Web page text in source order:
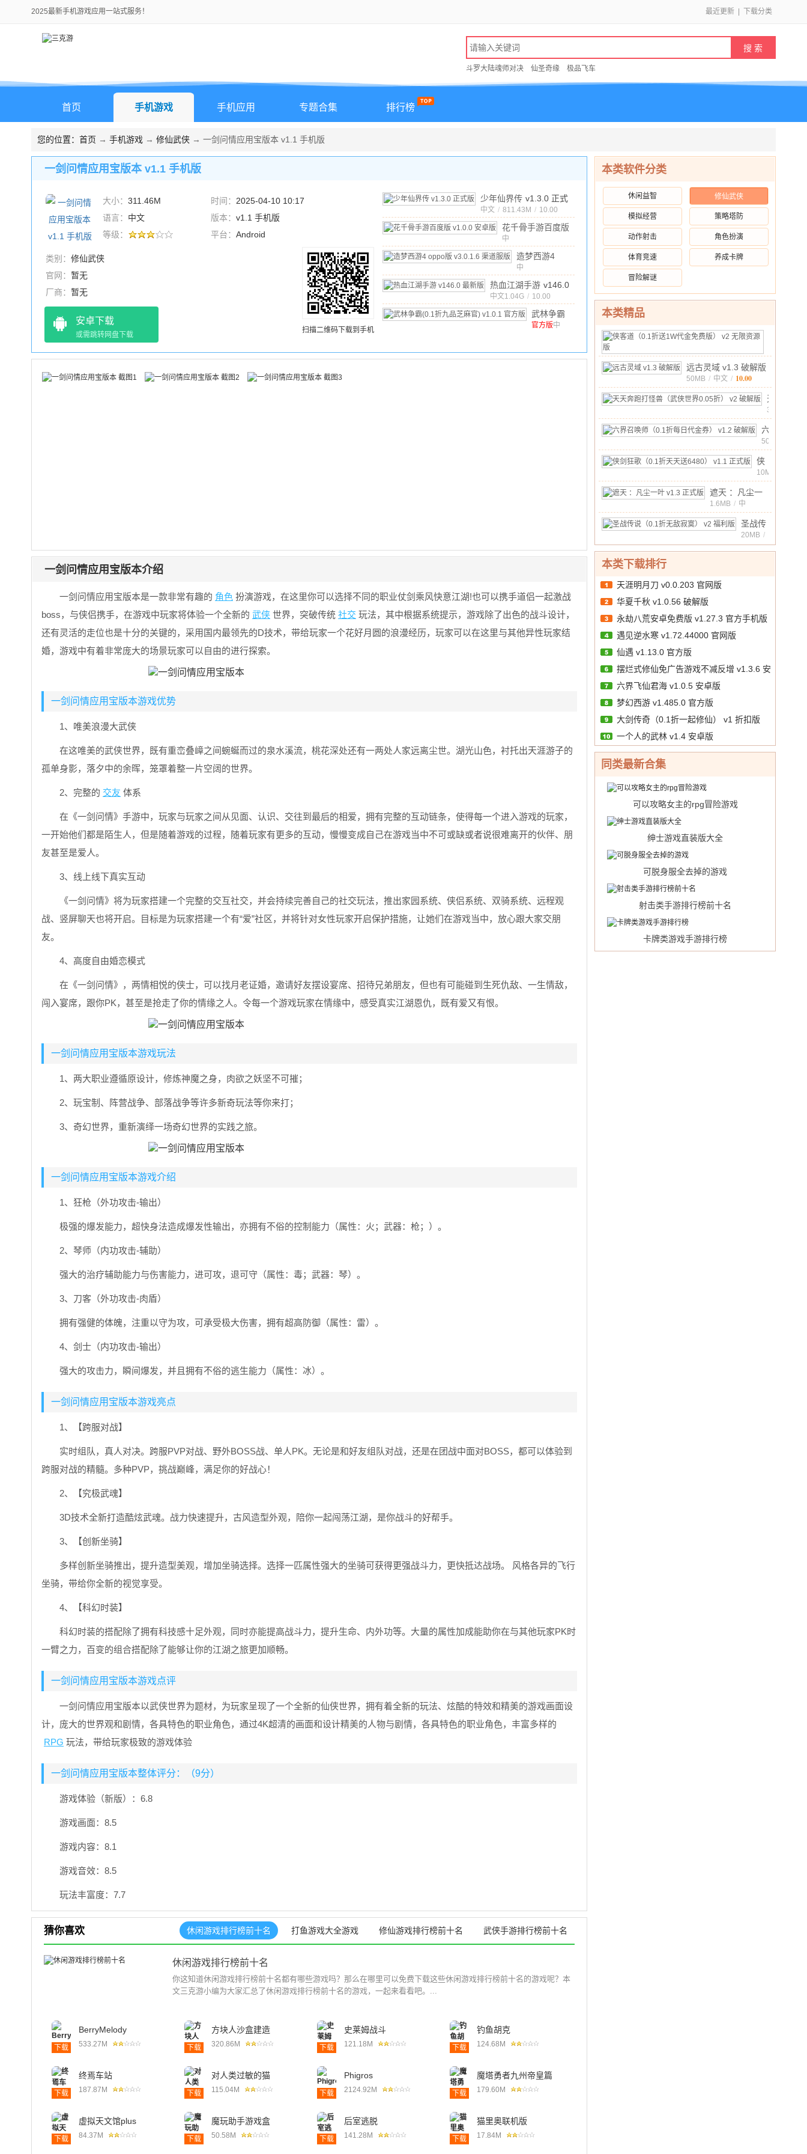
2025最新手机游戏应用一站式服务！ 最近更新 下载分类
斗罗大陆魂师对决 仙圣奇缘 极品飞车
首页 手机游戏 手机应用 专题合集 排行榜
您的位置： 首页 → 手机游戏 → 修仙武侠 → 一剑问情应用宝版本 v1.1 手机版
一剑问情应用宝版本 v1.1 手机版
大小： 311.46M 时间： 2025-04-10 10:17
语言： 中文 版本： v1.1 手机版
等级：
平台： Android
类别： 修仙武侠
官网： 暂无
厂商： 暂无
安卓下载
或需跳转网盘下载
少年仙界传 v1.3.0 正式
版
中文 / 811.43M / 10.00
花千骨手游百度版
v1.0.0 安卓版
中
文 / 850.33M / 10.00
造梦西游4
oppo版
v3.0.1.6 渠道
服版
中
文 / 771.15M / 10.00
热血江湖手游 v146.0
最新版
中文1.04G / 10.00
武林争霸
(0.1折九品
官方版
官方版中
扫描二维码下载到手机
一剑问情应用宝版本介绍
一剑问情应用宝版本是一款非常有趣的 角色 扮演游戏，在这里你可以选择不同的职业仗剑乘风快意江湖!也可以携手道侣一起激战
boss，与侠侣携手，在游戏中玩家将体验一个全新的 武侠 世界，突破传统 社交 玩法，其中根据系统提示，游戏除了出色的战斗设计，
还有灵活的走位也是十分的关键的，采用国内最领先的D技术，带给玩家一个花好月圆的浪漫经历，玩家可以在这里与其他异性玩家结
婚，游戏中有着非常庞大的场景玩家可以自由的进行探索。
一剑问情应用宝版本游戏优势
1、唯美浪漫大武侠
在这唯美的武侠世界，既有重峦叠嶂之间蜿蜒而过的泉水溪流，桃花深处还有一两处人家远离尘世。湖光山色，衬托出天涯游子的
孤单身影，落夕中的余晖，笼罩着整一片空阔的世界。
2、完整的 交友 体系
在《一剑问情》手游中，玩家与玩家之间从见面、认识、交往到最后的相爱，拥有完整的互动链条，使得每一个进入游戏的玩家，
一开始他们都是陌生人，但是随着游戏的过程，随着玩家有更多的互动，慢慢变成自己在游戏当中不可或缺或者说很难离开的伙伴、朋
友甚至是爱人。
3、线上线下真实互动
《一剑问情》将为玩家搭建一个完整的交互社交，并会持续完善自己的社交玩法，推出家园系统、侠侣系统、双骑系统、远程观
战、竖屏聊天也将开启。目标是为玩家搭建一个有“爱”社区，并将针对女性玩家开启保护措施，让她们在游戏当中，放心跟大家交朋
友。
4、高度自由婚恋模式
在《一剑问情》，两情相悦的侠士，可以找月老证婚，邀请好友摆设宴席、招待兄弟朋友，但也有可能碰到生死仇敌、一生情敌，
闯入宴席，跟你PK，甚至是抢走了你的情缘之人。令每一个游戏玩家在情缘中，感受真实江湖恩仇，既有爱又有恨。
一剑问情应用宝版本游戏玩法
1、两大职业遵循原设计，修炼神魔之身，肉欲之妖坚不可摧；
2、玩宝制、阵营战争、部落战争等许多新奇玩法等你来打；
3、奇幻世界，重新演绎一场奇幻世界的实践之旅。
一剑问情应用宝版本游戏介绍
1、狂枪（外功攻击-输出）
极强的爆发能力，超快身法造成爆发性输出，亦拥有不俗的控制能力（属性：火；武器：枪；）。
2、琴师（内功攻击-辅助）
强大的治疗辅助能力与伤害能力，进可攻，退可守（属性：毒；武器：琴）。
3、刀客（外功攻击-肉盾）
拥有强健的体魄，注重以守为攻，可承受极大伤害，拥有超高防御（属性：雷）。
4、剑士（内功攻击-输出）
强大的攻击力，瞬间爆发，并且拥有不俗的逃生能力（属性：冰）。
一剑问情应用宝版本游戏亮点
1、【跨服对战】
实时组队，真人对决。跨服PVP对战、野外BOSS战、单人PK。无论是和好友组队对战，还是在团战中面对BOSS，都可以体验到
跨服对战的精髓。多种PVP，挑战巅峰，满足你的好战心！
2、【究极武魂】
3D技术全新打造酷炫武魂。战力快速提升，古风造型外观，陪你一起闯荡江湖，是你战斗的好帮手。
3、【创新坐骑】
多样创新坐骑推出，提升造型美观，增加坐骑选择。选择一匹属性强大的坐骑可获得更强战斗力，更快抵达战场。 风格各异的飞行
坐骑，带给你全新的视觉享受。
4、【科幻时装】
科幻时装的搭配除了拥有科技感十足外观，同时亦能提高战斗力，提升生命、内外功等。大量的属性加成能助你在与其他玩家PK时
一臂之力，百变的组合搭配除了能够让你的江湖之旅更加顺畅。
一剑问情应用宝版本游戏点评
一剑问情应用宝版本以武侠世界为题材，为玩家呈现了一个全新的仙侠世界，拥有着全新的玩法、炫酷的特效和精美的游戏画面设
计，庞大的世界观和剧情，各具特色的职业角色，通过4K超清的画面和设计精美的人物与剧情，各具特色的职业角色，丰富多样的
RPG 玩法，带给玩家极致的游戏体验
一剑问情应用宝版本整体评分：（9分）
游戏体验（新版）：6.8
游戏画面：8.5
游戏内容：8.1
游戏音效：8.5
玩法丰富度：7.7
猜你喜欢 休闲游戏排行榜前十名 打鱼游戏大全游戏 修仙游戏排行榜前十名 武侠手游排行榜前十名
休闲游戏排行榜前十名
你这知道休闲游戏排行榜前十名都有哪些游戏吗？那么在哪里可以免费下载这些休闲游戏排行榜前十名的游戏呢？本
文三克游小编为大家汇总了休闲游戏排行榜前十名的游戏，一起来看看吧。...
下载
BerryMelody
533.27M 下载
方块人沙盒建造
320.86M 下载
史莱姆战斗
121.18M 下载
钓鱼胡克
124.68M
下载
终焉车站
187.87M 下载
对人类过敏的猫
115.04M 下载
Phigros
2124.92M 下载
魔塔勇者九州帝皇篇
179.60M
下载
虚拟天文馆plus
84.37M 下载
魔玩助手游戏盒
50.58M 下载
后室逃脱
141.28M 下载
猫里奥联机版
17.84M
本类软件分类
休闲益智 修仙武侠
模拟经营 策略塔防
动作射击 角色扮演
体育竞速 养成卡牌
冒险解谜
本类精品
代
v2
中
远古灵域 v1.3 破解版
50MB / 中文 / 10.00
天
天
跑
打
兽
（武
折）
v2
300MB
中
文
六
界
唤
师
（0.1
每
日
代
金
500MB
中
文
侠
剑
折
天
天
版
10MB
中
文
遮天 ：凡尘一
叶 v1.3 正式版
1.6MB / 中
文 / 10.00
圣战传
说
（0.1
20MB /
中
文 / 10.00
本类下载排行
天涯明月刀 v0.0.203 官网版
华夏千秋 v1.0.56 破解版
永劫八荒安卓免费版 v1.27.3 官方手机版
遇见逆水寒 v1.72.44000 官网版
仙遇 v1.13.0 官方版
摆烂式修仙免广告游戏不减反增 v1.3.6 安
卓版
六界飞仙君海 v1.0.5 安卓版
梦幻西游 v1.485.0 官方版
大剑传奇（0.1折一起修仙） v1 折扣版
一个人的武林 v1.4 安卓版
同类最新合集
可以攻略女主的rpg冒险游戏
绅士游戏直装版大全
可脱身服全去掉的游戏
射击类手游排行榜前十名
卡牌类游戏手游排行榜